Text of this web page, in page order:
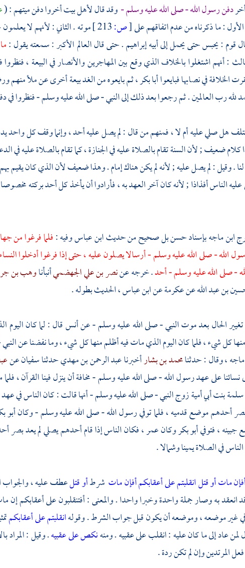
دفن رسول الله - صلى الله عليه وسلم -وقد قال لأهل بيت أخروا دفن ميتهم : (
: ما ذكرناه من عدم اتفاقهم على[ص: موته . الثاني : لأنهم لا
قوم : يحبس حتى يحمل إلى أبيهإبراهيم. حتى قال العالم الأكبر : سمعته يقول :
: أنهم اشتغلوا بالخلاف الذي وقع بينالمهاجرينوالأنصارفي البيعة ،
الخلافة في نصابها فبايعواأبا بكر، ثم بايعوه من الغد بيعة أخرى عن ملأ منهم
لله رب العالمين . ثم رجعوا بعد ذلك إلى النبي - صلى الله عليه وسلم - فنظروا في
هل صلي عليه أم لا ، فمنهم من قال : لم يصل عليه أحد ، وإنما وقف كل واحد
ضعيف ; لأن السنة تقام بالصلاة عليه في الجنازة ، كما تقام بالصلاة عليه في
. وقيل : لم يصل عليه ; لأنه لم يكن هناك إمام . وهذا ضعيف لأن الذي كان يقيم
الناس أفذاذا ; لأنه كان آخر العهد به ، فأرادوا أن يأخذ كل أحد بركته
ابن ماجهبإسناد حسن بل صحيح من حديثابن عباسوفيه :فلما فرغوا من
الله - صلى الله عليه وسلم - أرسالا يصلون عليه ، حتى إذا فرغوا أدخلوا
- صلى الله عليه وسلم - أحد. خرجه عننصر بن علي الجهضميأنبأناوهب بن
بن عبد اللهعنعكرمةعنابن عباس، الحديث بطوله .
الحال بعد موت النبي - صلى الله عليه وسلم - عنأنسقال : لما كان
كل شيء ، فلما كان اليوم الذي مات فيه أظلم منها كل شيء ، وما نفضنا عن
، وقال : حدثنامحمد بن بشارأخبرناعبد الرحمن بن مهديحدثناسفيانعن
نسائنا على عهد رسول الله - صلى الله عليه وسلم - مخافة أن ينزل فينا القرآن ،
بنت أبي أميةزوج النبي - صلى الله عليه وسلم - أنها قالت : كان الناس في
أحدهم موضع قدميه ، فلما توفي رسول الله - صلى الله عليه وسلم - وكانأبو
، فتوفيأبو بكروكانعمر، فكان الناس إذا قام أحدهم يصلي لم يعد بصر
في الصلاة يمينا وشمالا .
مات أو قتل انقلبتم على أعقابكمأفإن مات شرطأو قتلعطف عليه ، والجواب
انعقد به وصار جملة واحدة وخبرا واحدا . والمعنى : أفتنقلبون على
في غير موضعه ، وموضعه أن يكون قبل جواب الشرط . وقولهانقلبتم على أعقابكم
عاد إلى ما كان عليه : انقلب على عقبيه . ومنهنكص على عقبيه. وقيل : المراد
المرتدين وإن لم تكن ردة .